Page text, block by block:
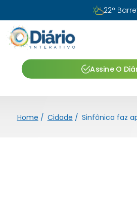
22°
Assine O
Home / Cidade /